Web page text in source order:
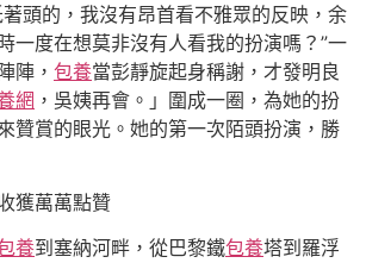
頭的，我沒有昂首看不雅眾的反映，余
一度在想莫非沒有人看我的扮演嗎？”一
陣， 包養當彭靜旋起身稱謝，才發明良
網 ，吳姨再會。」圍成一圈，為她的扮
贊賞的眼光。她的第一次陌頭扮演，勝
獲萬萬點贊
養到塞納河畔，從巴黎鐵包養塔到羅浮